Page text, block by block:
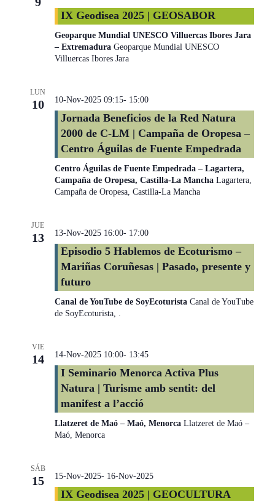
IX Geodisea 2025 | GEOSABOR
Geoparque Mundial UNESCO Villuercas Ibores Jara
– Extremadura Geoparque Mundial UNESCO
Villuercas Ibores Jara
LUN
10 10-Nov-2025 09:15- 15:00
Jornada Beneficios de la Red Natura
2000 de C-LM | Campaña de Oropesa –
Centro Águilas de Fuente Empedrada
Centro Águilas de Fuente Empedrada – Lagartera,
Campaña de Oropesa, Castilla-La Mancha Lagartera,
Campaña de Oropesa, Castilla-La Mancha
JUE
13 13-Nov-2025 16:00- 17:00
Episodio 5 Hablemos de Ecoturismo –
Mariñas Coruñesas | Pasado, presente y
futuro
Canal de YouTube de SoyEcoturista Canal de YouTube
de SoyEcoturista, .
VIE
14 14-Nov-2025 10:00- 13:45
I Seminario Menorca Activa Plus
Natura | Turisme amb sentit: del
manifest a l’acció
Llatzeret de Maó – Maó, Menorca Llatzeret de Maó –
Maó, Menorca
SÁB
15 15-Nov-2025- 16-Nov-2025
IX Geodisea 2025 | GEOCULTURA